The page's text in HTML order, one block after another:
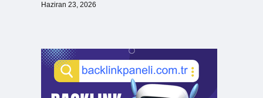
Haziran 23, 2026